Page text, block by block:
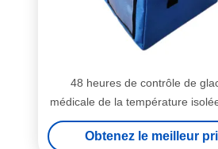
48 heures de contrôle de
médicale de la température isolée
sac de tissu d'Oxford
Obtenez le meilleur